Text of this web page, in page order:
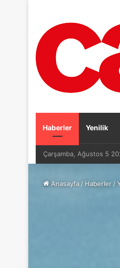
Haberler Yenilik
Çarşamba, Ağustos 5
Anasayfa / Haberler /